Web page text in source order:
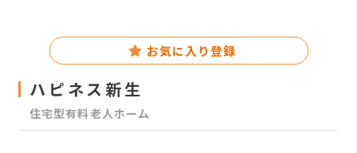
お気に入り登録
ハピネス新生
住宅型有料老人ホーム